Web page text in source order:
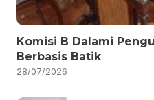
Komisi B Dalami
Berbasis Batik
28/07/2026